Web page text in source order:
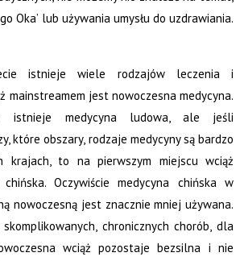
Oka’ lub używania umysłu do uzdrawiania.
istnieje wiele rodzajów leczenia i
mainstreamem jest nowoczesna medycyna.
istnieje medycyna ludowa, ale jeśli
które obszary, rodzaje medycyny są bardzo
krajach, to na pierwszym miejscu wciąż
Oczywiście medycyna chińska w
nowoczesną jest znacznie mniej używana.
chronicznych chorób, dla
wciąż pozostaje bezsilna i nie